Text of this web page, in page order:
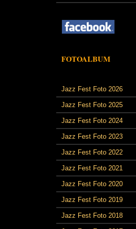
FOTOALBUM
Jazz Fest Foto 2026
Jazz Fest Foto 2025
Jazz Fest Foto 2024
Jazz Fest Foto 2023
Jazz Fest Foto 2022
Jazz Fest Foto 2021
Jazz Fest Foto 2020
Jazz Fest Foto 2019
Jazz Fest Foto 2018